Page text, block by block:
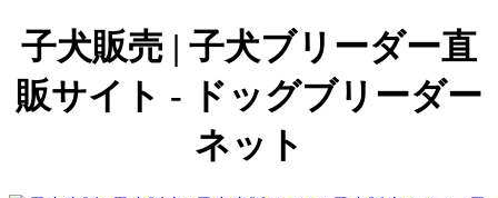
子犬販売 | 子犬ブリーダー直
販サイト - ドッグブリーダー
ネット